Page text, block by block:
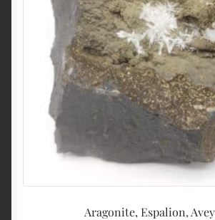
Aragonite, Espalion,